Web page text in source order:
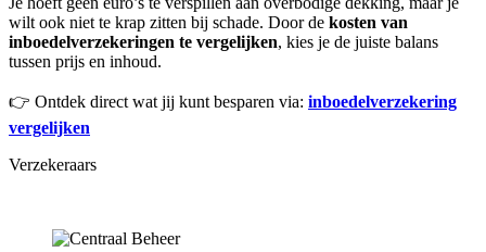
wilt ook niet te krap zitten bij schade. Door de kosten van
inboedelverzekeringen te vergelijken, kies je de juiste balans
tussen prijs en inhoud.
👉 Ontdek direct wat jij kunt besparen via: inboedelverzekering
vergelijken
Verzekeraars